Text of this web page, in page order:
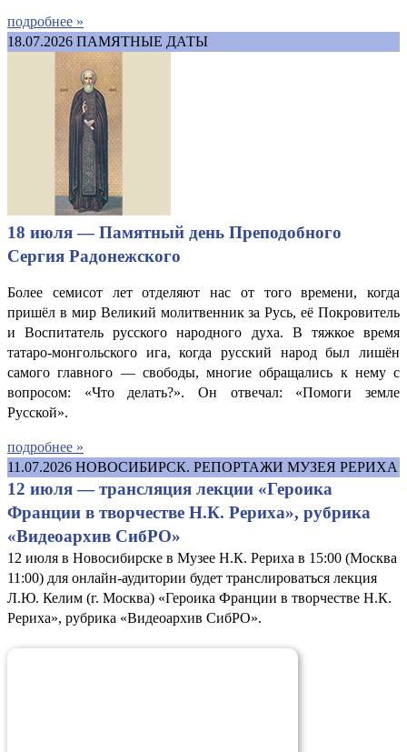
подробнее »
18.07.2026 ПАМЯТНЫЕ ДАТЫ
18 июля — Памятный день Преподобного
Сергия Радонежского
Более семисот лет отделяют нас от того времени, когда
пришёл в мир Великий молитвенник за Русь, её Покровитель
и Воспитатель русского народного духа. В тяжкое время
татаро-монгольского ига, когда русский народ был лишён
самого главного — свободы, многие обращались к нему с
вопросом: «Что делать?». Он отвечал: «Помоги земле
Русской».
подробнее »
11.07.2026 НОВОСИБИРСК. РЕПОРТАЖИ МУЗЕЯ РЕРИХА
12 июля — трансляция лекции «Героика
Франции в творчестве Н.К. Рериха», рубрика
«Видеоархив СибРО»
12 июля в Новосибирске в Музее Н.К. Рериха в 15:00 (Москва
11:00) для онлайн-аудитории будет транслироваться лекция
Л.Ю. Келим (г. Москва) «Героика Франции в творчестве Н.К.
Рериха», рубрика «Видеоархив СибРО».